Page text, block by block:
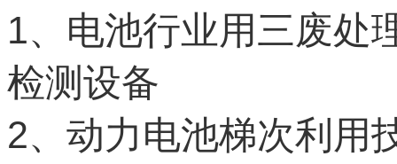
1、电池行业用三废处
检测设备
2、动力电池梯次利用